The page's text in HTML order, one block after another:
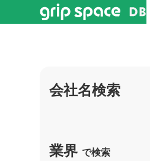
会社名検索
業界で検索